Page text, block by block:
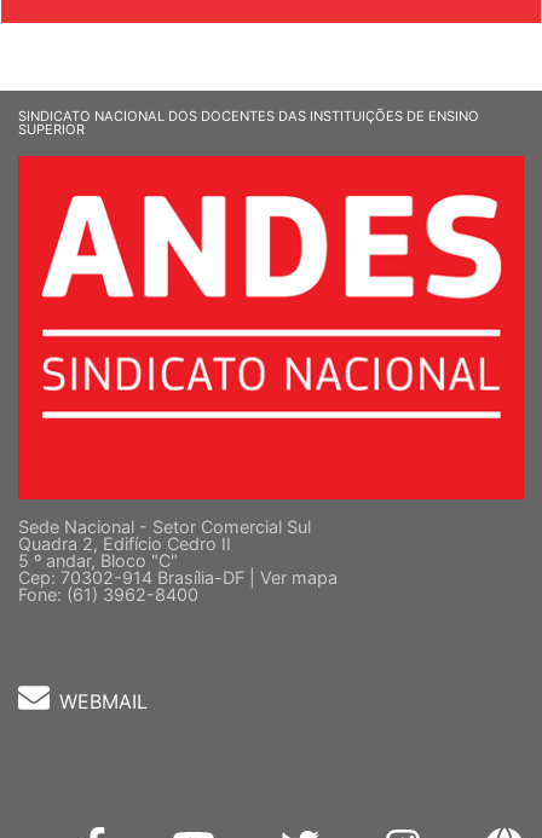
SINDICATO NACIONAL DOS DOCENTES DAS INSTITUIÇÕES DE ENSINO
SUPERIOR
Sede Nacional - Setor Comercial Sul
Quadra 2, Edifício Cedro II
5 º andar, Bloco "C"
Cep: 70302-914 Brasília-DF | Ver mapa
Fone: (61) 3962-8400
WEBMAIL